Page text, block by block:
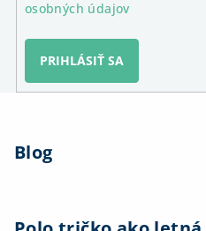
osobných údajov
PRIHLÁSIŤ SA
Blog